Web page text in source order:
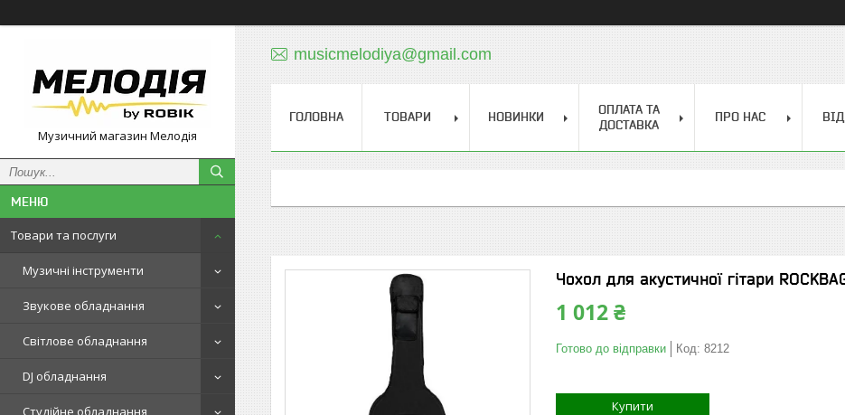
Музичний магазин Мелодія
Товари та послуги
Музичні інструменти
Звукове обладнання
Світлове обладнання
DJ обладнання
Студійне обладнання
musicmelodiya@gmail.com
ГОЛОВНА ТОВАРИ НОВИНКИ
ОПЛАТА ТА
ДОСТАВКА
ПРО НАС
Чохол для акустичної гітари
1 012 ₴
Готово до відправки Код: 8212
Купити